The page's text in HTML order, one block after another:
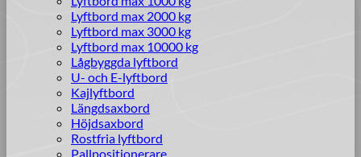
Lyftbord max 2000 kg
Lyftbord max 3000 kg
Lyftbord max 10000 kg
Lågbyggda lyftbord
U- och E-lyftbord
Kajlyftbord
Längdsaxbord
Höjdsaxbord
Rostfria lyftbord
Pallpositionerare